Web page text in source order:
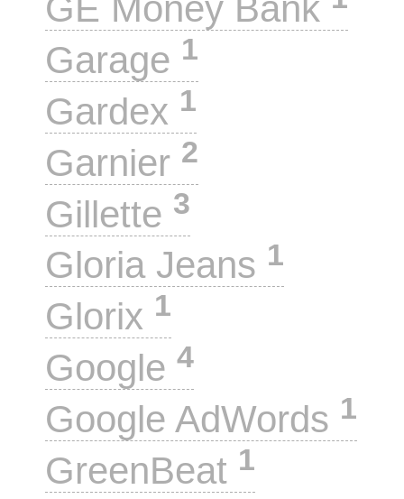
GE Money Bank
Garage 1
Gardex 1
Garnier 2
Gillette 3
Gloria Jeans 1
Glorix 1
Google 4
Google AdWords 1
GreenBeat 1